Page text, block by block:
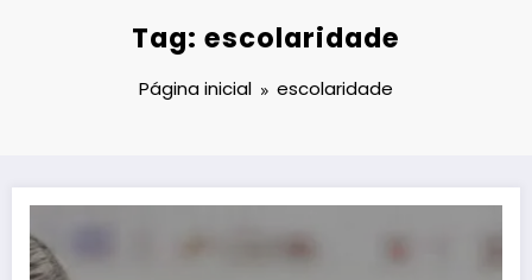
Tag: escolaridade
Página inicial escolaridade